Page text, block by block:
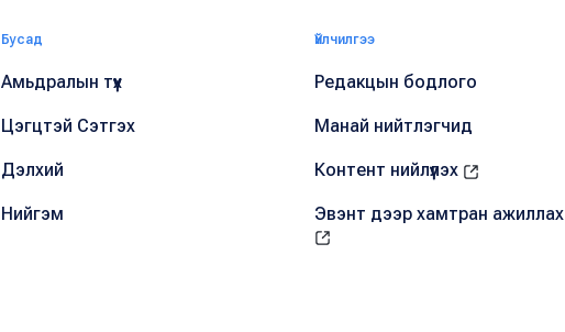
Бусад
Амьдралын түүх
Цэгцтэй Сэтгэх
Дэлхий
Нийгэм
Үйлчилгээ
Редакцын бодлого
Манай нийтлэгчид
Контент нийлүүлэх
Эвэнт дээр хамтран ажиллах